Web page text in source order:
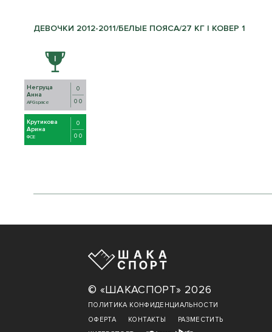
ДЕВОЧКИ 2012-2011/БЕЛЫЕ ПОЯСА/27 КГ | КОВЕР 1
Негруца
Анна
AFGspace
0
0 0
Крутикова
Арина
ФСЕ
0
0 0
© «ШАКАСПОРТ» 2026
ПОЛИТИКА КОНФИДЕНЦИАЛЬНОСТИ
ОФЕРТА
КОНТАКТЫ
РАЗМЕСТИТЬ